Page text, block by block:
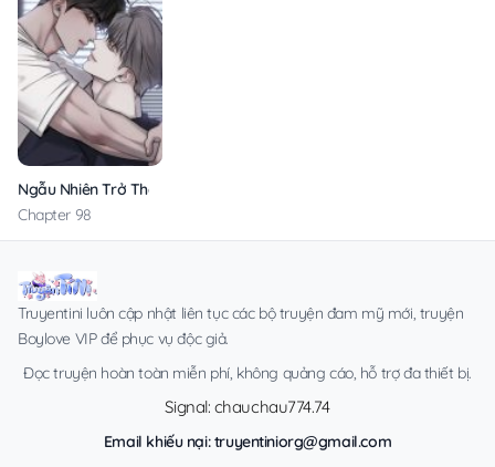
Ngẫu Nhiên Trở Thành Vận Mệnh
Chapter 98
Truyentini luôn cập nhật liên tục các bộ truyện đam mỹ mới, truyện
Boylove VIP để phục vụ độc giả.
Đọc truyện hoàn toàn miễn phí, không quảng cáo, hỗ trợ đa thiết bị.
Signal: chauchau774.74
Email khiếu nại:truyentiniorg@gmail.com